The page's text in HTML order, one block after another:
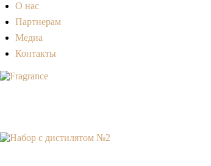
О нас
Партнерам
Медиа
Контакты